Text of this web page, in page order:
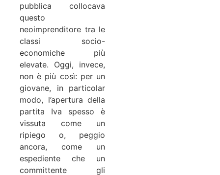
pubblica collocava
questo
neoimprenditore tra le
classi
socio-
economiche più
elevate. Oggi, invece,
non è più così: per un
giovane, in particolar
modo, l’apertura della
partita Iva spesso è
vissuta come un
ripiego o, peggio
ancora, come un
espediente che un
committente gli